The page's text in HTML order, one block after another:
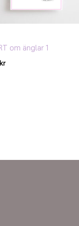
om änglar 1
kr